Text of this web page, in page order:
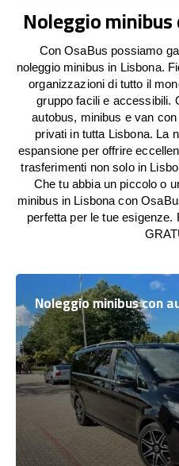
Noleggio
Con OsaBus possiamo
noleggio minibus in Lisbona.
organizzazioni di tutto il
gruppo facili e accessibili.
autobus, minibus e van
privati in tutta Lisbona. La
espansione per offrire
trasferimenti non solo in
Che tu abbia un piccolo o
minibus in Lisbona con
perfetta per le tue
Noleggio minibus con